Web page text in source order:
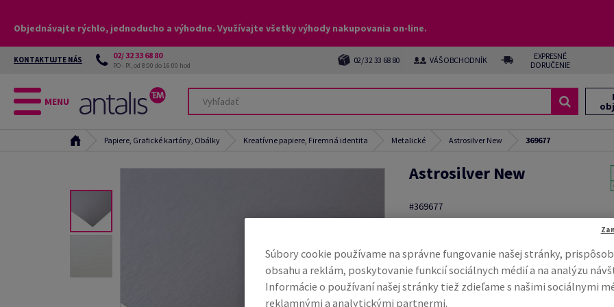
Objednávajte rýchlo, jednoducho a výhodne. Využívajte všetky výhody nakupovania on-line.
KONTAKTUJTE NÁS 02/ 32 33 68 80
PO - PI, od 8:00 do 16:00 hod 02/ 32 33 68 80 VÁŠ OBCHODNÍK
EXPRESNÉ
DORUČENIE
MENU
Papiere, Grafické kartóny, Obálky Kreatívne papiere, Firemná identita Metalické Astrosilver New 369677
Astrosilver New
#369677
Astrosilver, silver, 220g/m2, Orion 148, perleťový,
ÚD, v balíku 100 hárkov
Kompletný popis
E-
Súbory cookie používame na správne fungovanie našej stránky,
obsahu a reklám, poskytovanie funkcií sociálnych médií a na analýzu
Informácie o používaní našej stránky tiež zdieľame s našimi sociálnymi
reklamnými a analytickými partnermi.